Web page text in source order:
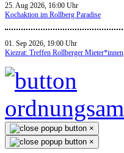
25. Aug 2026, 16:00 Uhr
Kochaktion im Rollberg Paradise
01. Sep 2026, 19:00 Uhr
Kiezrat: Treffen Rollberger Mieter*innen
×
×